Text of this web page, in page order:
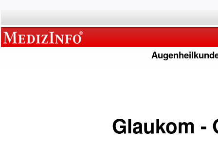
Glaukom -